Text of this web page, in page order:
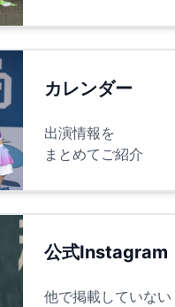
カレンダー
出演情報を
まとめてご紹介
公式Instagram
他で掲載していない